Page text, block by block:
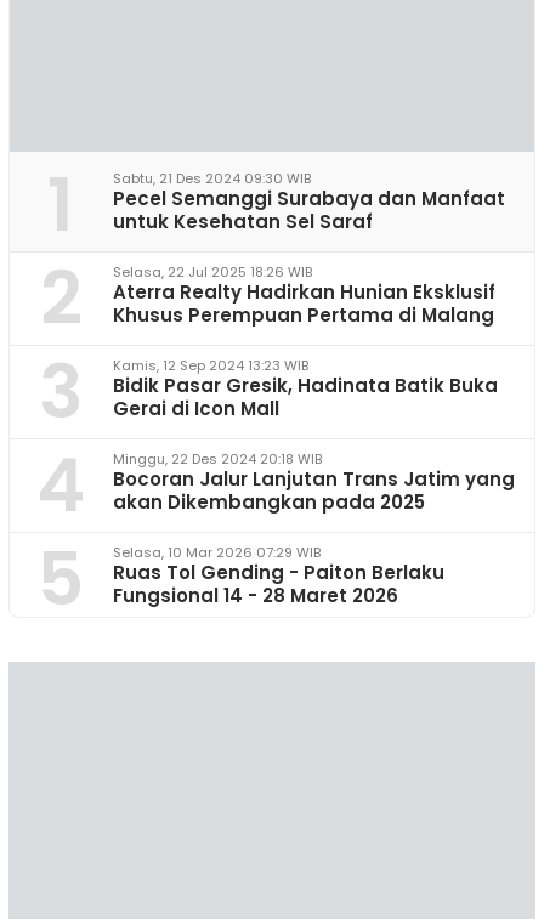
1 Sabtu, 21 Des 2024 09:30 WIB
Pecel Semanggi Surabaya dan Manfaat
untuk Kesehatan Sel Saraf
2 Selasa, 22 Jul 2025 18:26 WIB
Aterra Realty Hadirkan Hunian Eksklusif
Khusus Perempuan Pertama di Malang
3 Kamis, 12 Sep 2024 13:23 WIB
Bidik Pasar Gresik, Hadinata Batik Buka
Gerai di Icon Mall
4 Minggu, 22 Des 2024 20:18 WIB
Bocoran Jalur Lanjutan Trans Jatim yang
akan Dikembangkan pada 2025
5 Selasa, 10 Mar 2026 07:29 WIB
Ruas Tol Gending - Paiton Berlaku
Fungsional 14 - 28 Maret 2026